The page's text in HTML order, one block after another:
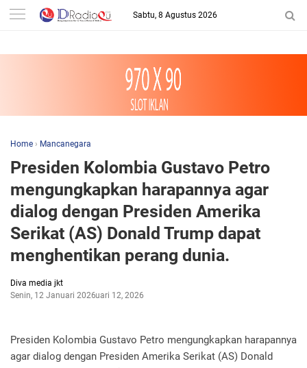
-->
Sabtu, 8 Agustus 2026
Home › Mancanegara
Presiden Kolombia Gustavo Petro
mengungkapkan harapannya agar
dialog dengan Presiden Amerika
Serikat (AS) Donald Trump dapat
menghentikan perang dunia.
Diva media jkt
Senin, 12 Januari 2026Januari 12, 2026
Presiden Kolombia Gustavo Petro mengungkapkan harapannya
agar dialog dengan Presiden Amerika Serikat (AS) Donald